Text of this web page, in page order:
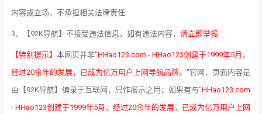
内容或立场，不承担相关法律责任.
3、【92K导航】不接受违法信息，如有违法内容， 请立即举报
【特别提示】 本网页并非"HHao123.com - HHao123创建于1999年5月，
经过20余年的发展，已成为亿万用户上网导航品牌。 "官网，页面内容是
由【92K导航】编录于互联网，只作展示之用；如果有与"HHao123.com
- HHao123创建于1999年5月，经过20余年的发展，已成为亿万用户上网